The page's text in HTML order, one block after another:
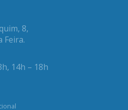
8,
Feira.
14h – 18h